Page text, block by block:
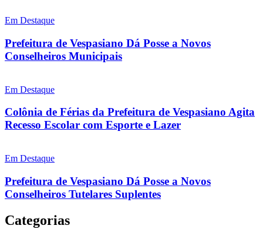
Em Destaque
Prefeitura de Vespasiano Dá Posse a Novos
Conselheiros Municipais
Em Destaque
Colônia de Férias da Prefeitura de Vespasiano Agita
Recesso Escolar com Esporte e Lazer
Em Destaque
Prefeitura de Vespasiano Dá Posse a Novos
Conselheiros Tutelares Suplentes
Categorias